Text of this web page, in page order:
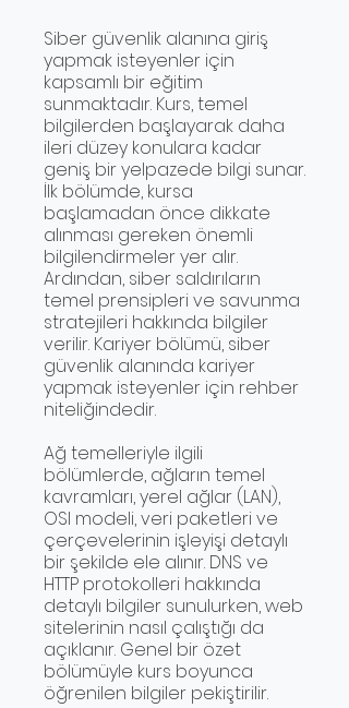
Siber güvenlik alanına giriş
yapmak isteyenler için
kapsamlı bir eğitim
sunmaktadır. Kurs, temel
bilgilerden başlayarak daha
ileri düzey konulara kadar
geniş bir yelpazede bilgi sunar.
İlk bölümde, kursa
başlamadan önce dikkate
alınması gereken önemli
bilgilendirmeler yer alır.
Ardından, siber saldırıların
temel prensipleri ve savunma
stratejileri hakkında bilgiler
verilir. Kariyer bölümü, siber
güvenlik alanında kariyer
yapmak isteyenler için rehber
niteliğindedir.
Ağ temelleriyle ilgili
bölümlerde, ağların temel
kavramları, yerel ağlar (LAN),
OSI modeli, veri paketleri ve
çerçevelerinin işleyişi detaylı
bir şekilde ele alınır. DNS ve
HTTP protokolleri hakkında
detaylı bilgiler sunulurken, web
sitelerinin nasıl çalıştığı da
açıklanır. Genel bir özet
bölümüyle kurs boyunca
öğrenilen bilgiler pekiştirilir.